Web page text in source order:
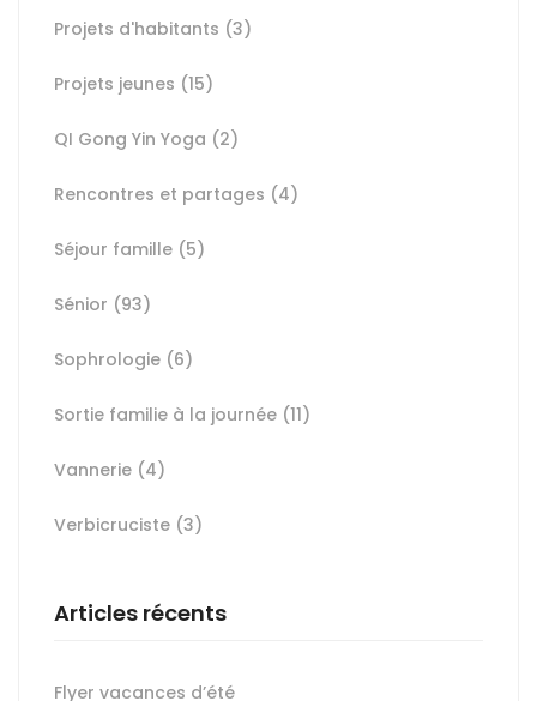
Projets d'habitants (3)
Projets jeunes (15)
QI Gong Yin Yoga (2)
Rencontres et partages (4)
Séjour famille (5)
Sénior (93)
Sophrologie (6)
Sortie familie à la journée (11)
Vannerie (4)
Verbicruciste (3)
Articles récents
Flyer vacances d’été